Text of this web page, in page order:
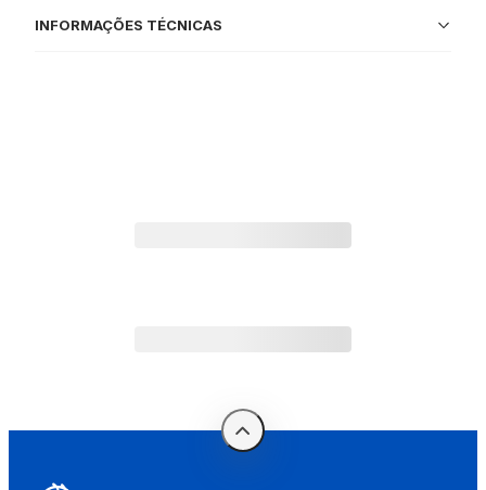
INFORMAÇÕES TÉCNICAS